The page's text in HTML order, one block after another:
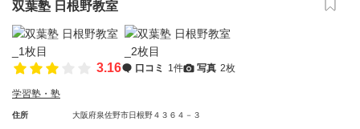
双葉塾 日根野教室
3.16 口コミ 1件 写真 2枚
学習塾・塾
住所 大阪府泉佐野市日根野４３６４－３